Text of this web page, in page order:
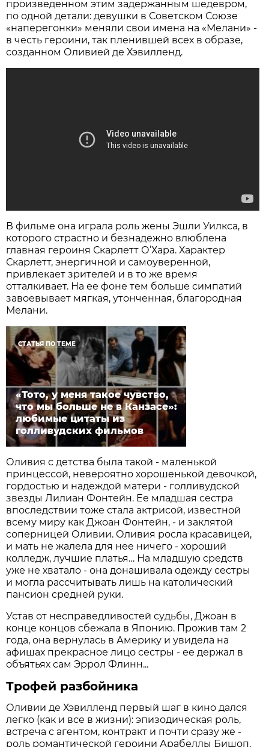
произведенном этим задержанным шедевром,
по одной детали: девушки в Советском Союзе
«наперегонки» меняли свои имена на «Мелани» -
в честь героини, так пленившей всех в образе,
созданном Оливией де Хэвилленд.
В фильме она играла роль жены Эшли Уилкса, в
которого страстно и безнадежно влюблена
главная героиня Скарлетт О’Хара. Характер
Скарлетт, энергичной и самоуверенной,
привлекает зрителей и в то же время
отталкивает. На ее фоне тем больше симпатий
завоевывает мягкая, утонченная, благородная
Мелани.
СТАТЬЯ ПО ТЕМЕ
«Тото, у меня такое чувство,
что мы больше не в Канзасе»:
любимые цитаты из
голливудских фильмов
Оливия с детства была такой - маленькой
принцессой, невероятно хорошенькой девочкой,
гордостью и надеждой матери - голливудской
звезды Лилиан Фонтейн. Ее младшая сестра
впоследствии тоже стала актрисой, известной
всему миру как Джоан Фонтейн, - и заклятой
соперницей Оливии. Оливия росла красавицей,
и мать не жалела для нее ничего - хороший
колледж, лучшие платья… На младшую средств
уже не хватало - она донашивала одежду сестры
и могла рассчитывать лишь на католический
пансион средней руки.
Устав от несправедливостей судьбы, Джоан в
конце концов сбежала в Японию. Прожив там 2
года, она вернулась в Америку и увидела на
афишах прекрасное лицо сестры - ее держал в
объятьях сам Эррол Флинн...
Трофей разбойника
Оливии де Хэвилленд первый шаг в кино дался
легко (как и все в жизни): эпизодическая роль,
встреча с агентом, контракт и почти сразу же -
роль романтической героини Арабеллы Бишоп,